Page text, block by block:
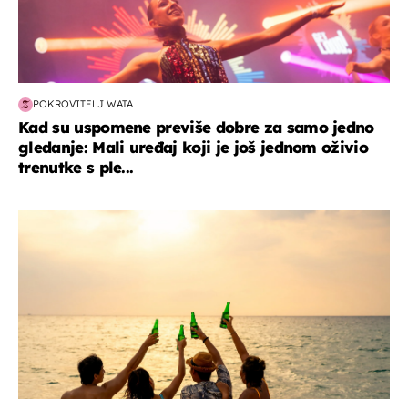
POKROVITELJ WATA
Kad su uspomene previše dobre za samo jedno
gledanje: Mali uređaj koji je još jednom oživio
trenutke s ple...